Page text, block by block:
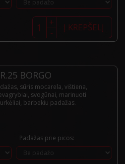
produkto
kiekis:
Nr.24
Foresta
-
+ Į KREPŠELĮ
BORGO
sūris mocarela, vištiena,
svogūnai, marinuoti
barbekiu padažas.
Padažas prie picos: